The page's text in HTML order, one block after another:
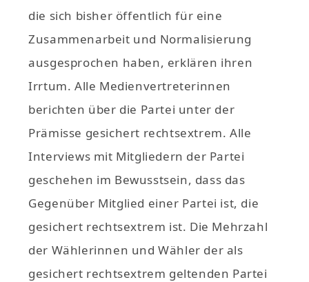
die sich bisher öffentlich für eine
Zusammenarbeit und Normalisierung
ausgesprochen haben, erklären ihren
Irrtum. Alle Medienvertreterinnen
berichten über die Partei unter der
Prämisse gesichert rechtsextrem. Alle
Interviews mit Mitgliedern der Partei
geschehen im Bewusstsein, dass das
Gegenüber Mitglied einer Partei ist, die
gesichert rechtsextrem ist. Die Mehrzahl
der Wählerinnen und Wähler der als
gesichert rechtsextrem geltenden Partei